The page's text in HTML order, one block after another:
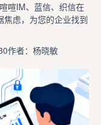
喧IM、蓝信、织信在
焦虑，为您的企业找到
作者：杨晓敏